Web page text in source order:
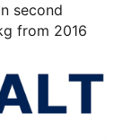
second
from 2016